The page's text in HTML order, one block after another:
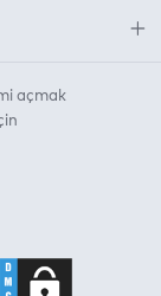
açmak